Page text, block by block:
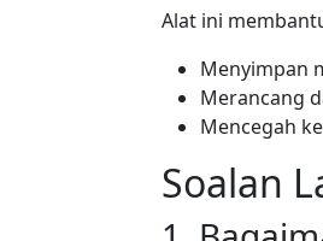
Alat ini
Menyimpan
Merancang
Mencegah
Soalan